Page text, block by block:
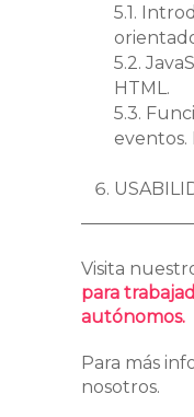
5.1.
5.2.
HTML.
5.3.
eventos.
Visita
para
autónomos.
Para más
nosotros.